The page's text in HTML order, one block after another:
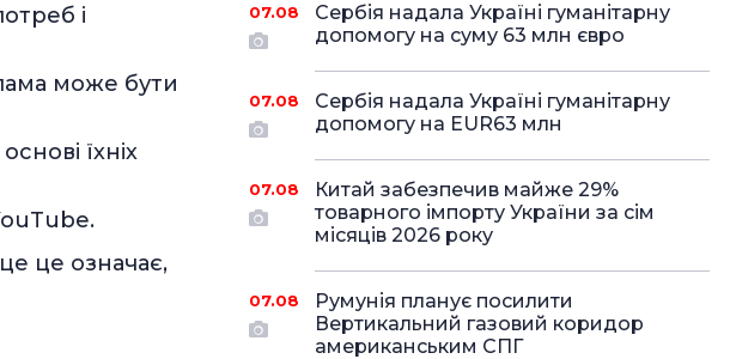
і
може бути
їхніх
це означає,
07.08
Сербія надала Україні гуманітарну
допомогу на суму 63 млн євро
07.08
Сербія надала Україні гуманітарну
допомогу на EUR63 млн
07.08
Китай забезпечив майже 29%
товарного імпорту України за сім
місяців 2026 року
07.08
Румунія планує посилити
Вертикальний газовий коридор
американським СПГ